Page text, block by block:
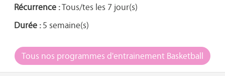
Récurrence :Tous/tes les 7 jour(s)
Durée :5 semaine(s)
Tous nos programmes d'entrainement Basketball